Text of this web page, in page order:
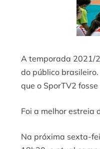
A temporada 2021/
do público
que o SporTV2
Foi a melhor estreia
Na próxima sexta-